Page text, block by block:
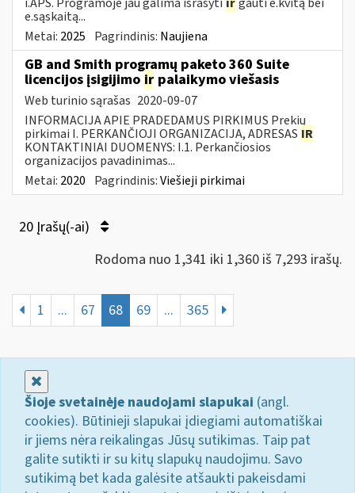
e.sąskaitą...
Metai: 2025 Pagrindinis: Naujiena
GB and Smith programų paketo 360 Suite
licencijos įsigijimo ir palaikymo viešasis
Web turinio sąrašas 2020-09-07
INFORMACIJA APIE PRADEDAMUS PIRKIMUS Prekių
pirkimai I. PERKANČIOJI ORGANIZACIJA, ADRESAS IR
KONTAKTINIAI DUOMENYS: I.1. Perkančiosios
organizacijos pavadinimas...
Metai: 2020 Pagrindinis:Viešieji pirkimai
20 Įrašų(-ai)
Rodoma nuo 1,341 iki 1,360 iš 7,293 irašų.
1 ... 67 68 69 ... 365
Šioje svetainėje naudojami slapukai (angl.
cookies). Būtinieji slapukai įdiegiami automatiškai
ir jiems nėra reikalingas Jūsų sutikimas. Taip pat
galite sutikti ir su kitų slapukų naudojimu. Savo
sutikimą bet kada galėsite atšaukti pakeisdami